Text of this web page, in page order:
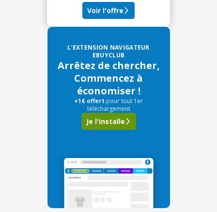
Voir l'offre
L'EXTENSION NAVIGATEUR
EBUYCLUB
Arrêtez de chercher,
Commencez à
économiser !
+1€ offert pour tout 1er
téléchargement
Je l'installe